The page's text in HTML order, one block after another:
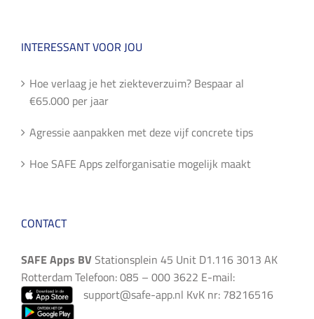
INTERESSANT VOOR JOU
Hoe verlaag je het ziekteverzuim? Bespaar al
€65.000 per jaar
Agressie aanpakken met deze vijf concrete tips
Hoe SAFE Apps zelforganisatie mogelijk maakt
CONTACT
SAFE Apps BVStationsplein 45 Unit D1.116 3013 AK
Rotterdam Telefoon: 085 – 000 3622 E-mail:
support@safe-app.nl KvK nr: 78216516